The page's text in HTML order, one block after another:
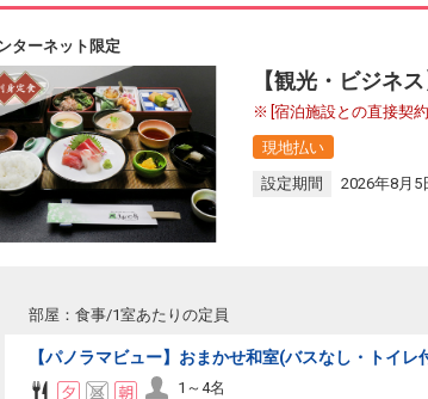
ターネット限定
【観光・ビジネ
[宿泊施設との直接契
現地払い
設定期間
2026年8月5
部屋：食事/1室あたりの定員
【パノラマビュー】おまかせ和室(バスなし・トイレ
1～4名